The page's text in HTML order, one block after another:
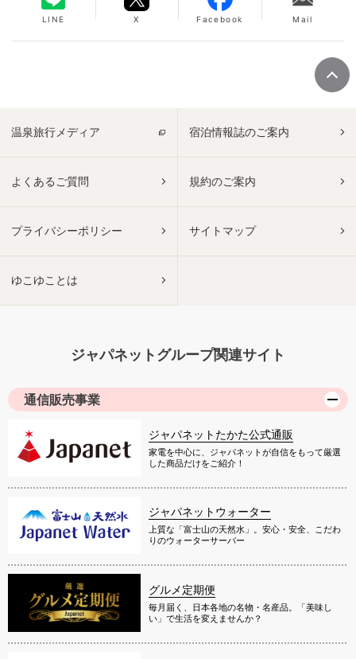
LINE X Facebook Mail
温泉旅行メディア 宿泊情報誌のご案内
よくあるご質問 規約のご案内
プライバシーポリシー サイトマップ
ゆこゆことは
ジャパネットグループ関連サイト
通信販売事業
ジャパネットたかた公式通販
家電を中心に、ジャパネットが自信をもって厳選
した商品だけをご紹介！
ジャパネットウォーター
上質な「富士山の天然水」。安心・安全、こだわ
りのウォーターサーバー
グルメ定期便
毎月届く、日本各地の名物・名産品。「美味し
い」で生活を変えませんか？